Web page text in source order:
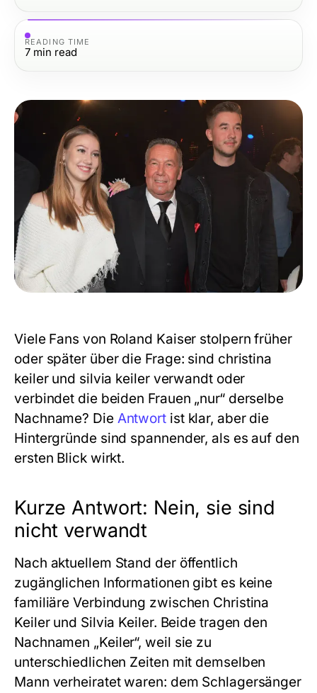
READING TIME
7 min read
Viele Fans von Roland Kaiser stolpern früher
oder später über die Frage: sind christina
keiler und silvia keiler verwandt oder
verbindet die beiden Frauen „nur“ derselbe
Nachname? Die Antwort ist klar, aber die
Hintergründe sind spannender, als es auf den
ersten Blick wirkt.
Kurze Antwort: Nein, sie sind
nicht verwandt
Nach aktuellem Stand der öffentlich
zugänglichen Informationen gibt es keine
familiäre Verbindung zwischen Christina
Keiler und Silvia Keiler. Beide tragen den
Nachnamen „Keiler“, weil sie zu
unterschiedlichen Zeiten mit demselben
Mann verheiratet waren: dem Schlagersänger